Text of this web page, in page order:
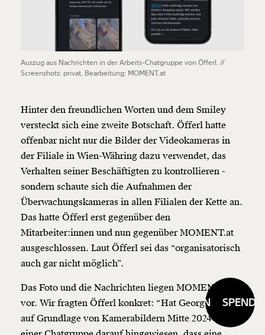
SPENDEN SPENDEN
Auszug aus Nachrichten in der Arbeits-Chatgruppe von Öfferl. //
Screenshots: privat, Bearbeitung: MOMENT.at
Hinter den freundlichen Worten und dem Smiley
versteckt sich eine zweite Botschaft. Öfferl hatte
offenbar nicht nur die Bilder der Videokameras in
der Filiale in Wien-Währing dazu verwendet, das
Verhalten seiner Beschäftigten zu kontrollieren -
sondern schaute sich die Aufnahmen der
Überwachungskameras in allen Filialen der Kette an.
Das hatte Öfferl erst gegenüber den
Mitarbeiter:innen und nun gegenüber MOMENT.at
ausgeschlossen. Laut Öfferl sei das “organisatorisch
auch gar nicht möglich”.
Das Foto und die Nachrichten liegen MOMENT.at
vor. Wir fragten Öfferl konkret: “Hat Georg Öfferl
auf Grundlage von Kamerabildern Mitte 2024 in